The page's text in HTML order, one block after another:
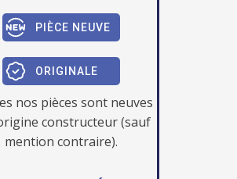
PIÈCE NEUVE
ORIGINALE
nos pièces sont neuves
constructeur (sauf
mention contraire).